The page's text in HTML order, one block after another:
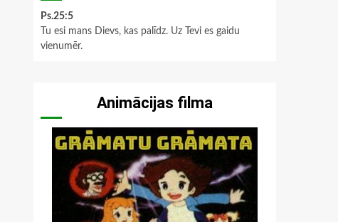
Ps.25:5
Tu esi mans Dievs, kas palīdz. Uz Tevi es gaidu
vienumēr.
Animācijas filma